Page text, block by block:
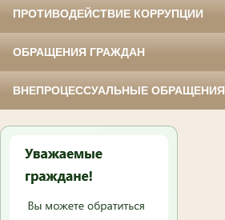
ПРОТИВОДЕЙСТВИЕ КОРРУПЦИИ
ОБРАЩЕНИЯ ГРАЖДАН
ВНЕПРОЦЕССУАЛЬНЫЕ ОБРАЩЕНИЯ